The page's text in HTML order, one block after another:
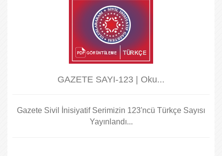
GAZETE SAYI-123 | Oku...
Gazete Sivil İnisiyatif Serimizin 123'ncü Türkçe Sayısı
Yayınlandı...